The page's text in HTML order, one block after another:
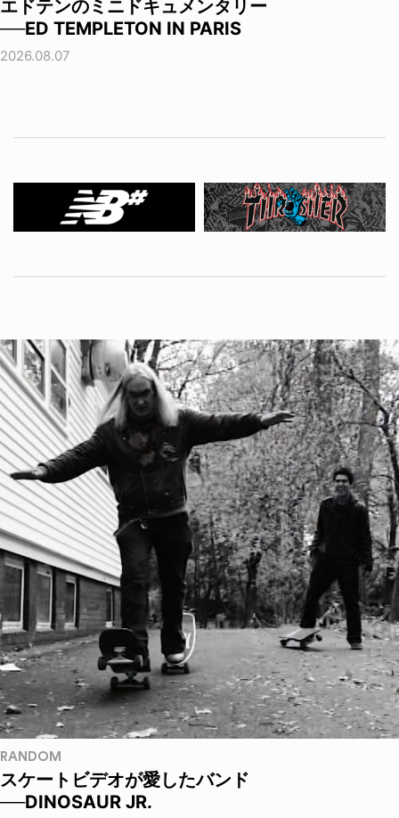
エドテンのミニドキュメンタリー
──ED TEMPLETON IN PARIS
2026.08.07
RANDOM
スケートビデオが愛したバンド
──DINOSAUR JR.